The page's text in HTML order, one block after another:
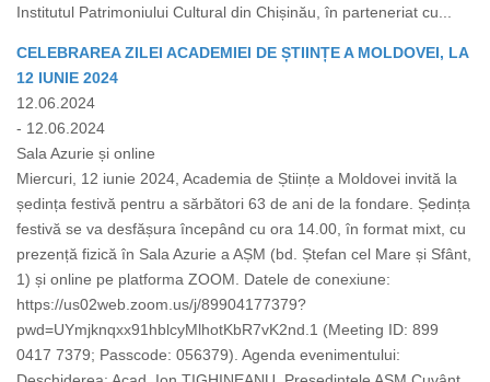
Institutul Patrimoniului Cultural din Chișinău, în parteneriat cu...
CELEBRAREA ZILEI ACADEMIEI DE ȘTIINȚE A MOLDOVEI, LA
12 IUNIE 2024
12.06.2024
- 12.06.2024
Sala Azurie și online
Miercuri, 12 iunie 2024, Academia de Științe a Moldovei invită la
ședința festivă pentru a sărbători 63 de ani de la fondare. Ședința
festivă se va desfășura începând cu ora 14.00, în format mixt, cu
prezență fizică în Sala Azurie a AȘM (bd. Ștefan cel Mare și Sfânt,
1) și online pe platforma ZOOM. Datele de conexiune:
https://us02web.zoom.us/j/89904177379?
pwd=UYmjknqxx91hblcyMlhotKbR7vK2nd.1 (Meeting ID: 899
0417 7379; Passcode: 056379). Agenda evenimentului: